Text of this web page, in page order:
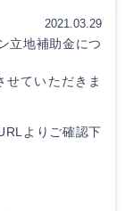
2021.03.29
立地補助金につ
ていただきま
よりご確認下